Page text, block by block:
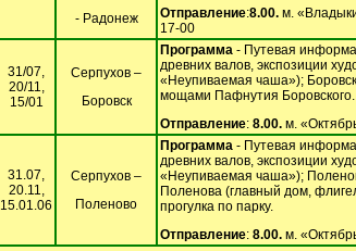
- Радонеж
Отправление:8.00. м.
17-00
31/07,
20/11,
15/01
Серпухов –
Боровск
Программа - Путевая
древних валов, экспозиции
«Неупиваемая чаша»);
мощами Пафнутия Боровского.
Отправление: 8.00. м.
31.07,
20.11,
15.01.06
Серпухов –
Поленово
Программа - Путевая
древних валов, экспозиции
«Неупиваемая чаша»);
Поленова (главный дом,
прогулка по парку.
Отправление: 8.00. м.